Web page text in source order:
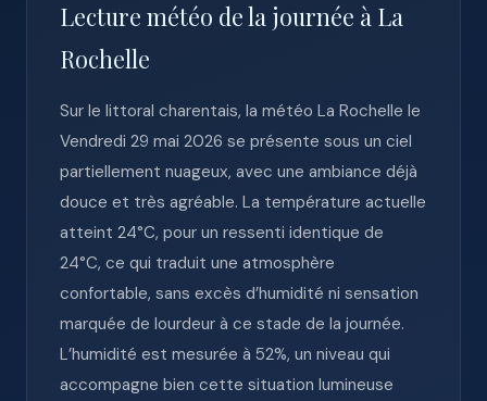
Lecture météo de la journée à La
Rochelle
Sur le littoral charentais, la météo La Rochelle le
Vendredi 29 mai 2026 se présente sous un ciel
partiellement nuageux, avec une ambiance déjà
douce et très agréable. La température actuelle
atteint 24°C, pour un ressenti identique de
24°C, ce qui traduit une atmosphère
confortable, sans excès d’humidité ni sensation
marquée de lourdeur à ce stade de la journée.
L’humidité est mesurée à 52%, un niveau qui
accompagne bien cette situation lumineuse